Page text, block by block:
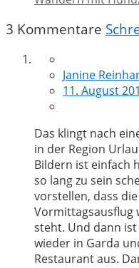
3 Kommentare
Janine
11. August
Das klingt nach
in der Region
Bildern ist einfach
so lang zu sein
vorstellen, dass
Vormittagsausflug
steht. Und dann
wieder in Garda
Restaurant aus.